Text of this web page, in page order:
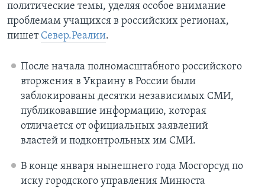
политические темы, уделяя особое внимание
проблемам учащихся в российских регионах,
пишет Север.Реалии.
После начала полномасштабного российского
вторжения в Украину в России были
заблокированы десятки независимых СМИ,
публиковавшие информацию, которая
отличается от официальных заявлений
властей и подконтрольных им СМИ.
В конце января нынешнего года Мосгорсуд по
иску городского управления Минюста